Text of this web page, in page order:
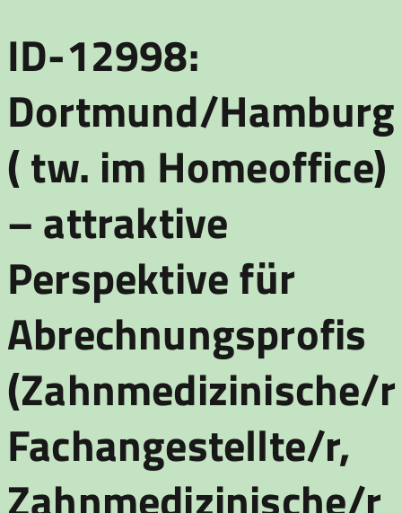
ID-12998:
Dortmund/Hamburg
( tw. im Homeoffice)
– attraktive
Perspektive für
Abrechnungsprofis
(Zahnmedizinische/r
Fachangestellte/r,